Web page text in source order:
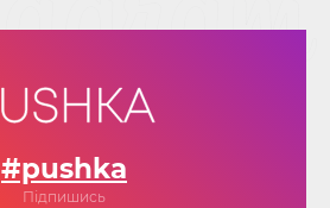
#pushka
Підпишись